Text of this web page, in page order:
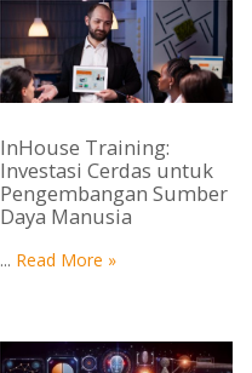
InHouse Training:
Investasi Cerdas untuk
Pengembangan Sumber
Daya Manusia
... Read More »